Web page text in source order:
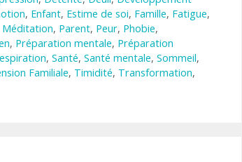
, Enfant, Estime de soi, Famille, Fatigue,
Méditation, Parent, Peur, Phobie,
, Préparation mentale, Préparation
, Santé, Santé mentale, Sommeil,
Familiale, Timidité, Transformation,